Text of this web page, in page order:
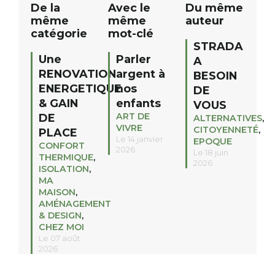
De la
même
catégorie
Une
RENOVATION
ENERGETIQUE
& GAIN
DE
PLACE
CONFORT
THERMIQUE,
ISOLATION,
MA
MAISON,
AMÉNAGEMENT
& DESIGN,
CHEZ MOI
Le 07 août
2026
Avec le
même
mot-clé
Parler
argent à
nos
enfants
ART DE
VIVRE
Le 14 janvier
2026
Du même
auteur
STRADA
A
BESOIN
DE
VOUS
ALTERNATIVES,
CITOYENNETÉ,
EPOQUE
Le 18 juin
2026